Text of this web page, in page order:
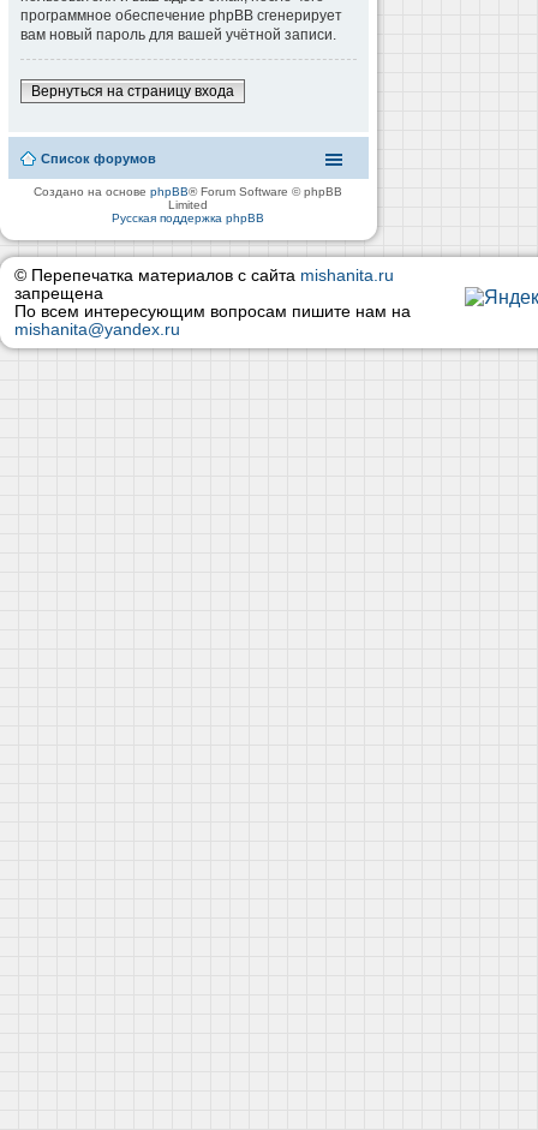
программное обеспечение phpBB сгенерирует
вам новый пароль для вашей учётной записи.
Вернуться на страницу входа
Список форумов
Создано на основеphpBB® Forum Software © phpBB
Limited
Русская поддержка phpBB
© Перепечатка материалов с сайта mishanita.ru
запрещена
По всем интересующим вопросам пишите нам на
mishanita@yandex.ru